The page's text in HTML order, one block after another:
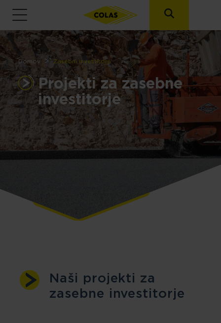
Breadcrumb
Domov Zasebni investitorji
Projekti za zasebne
investitorje
Naši projekti za
zasebne investitorje